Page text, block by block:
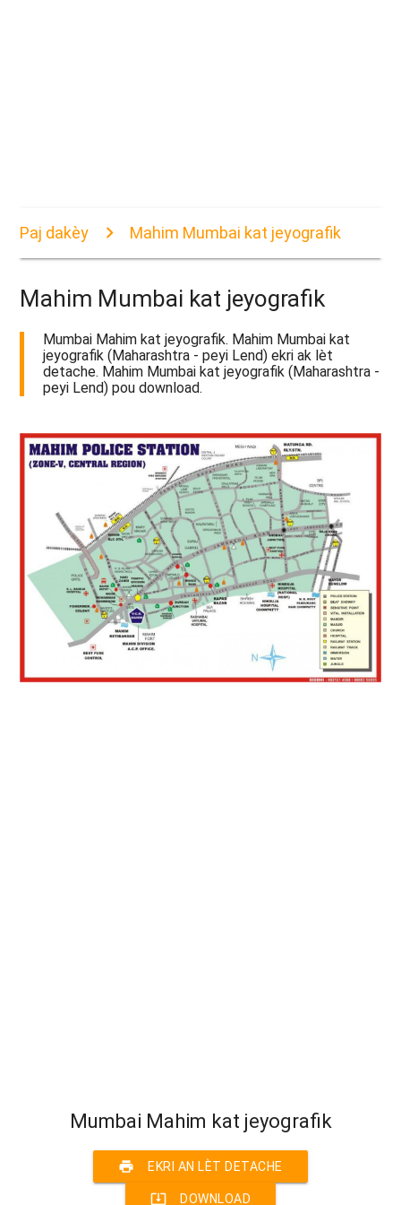
Paj dakèy Mahim Mumbai kat jeyografik
Mahim Mumbai kat jeyografik
Mumbai Mahim kat jeyografik. Mahim Mumbai kat
jeyografik (Maharashtra - peyi Lend) ekri ak lèt
detache. Mahim Mumbai kat jeyografik (Maharashtra -
peyi Lend) pou download.
Mumbai Mahim kat jeyografik
print EKRI AN LÈT DETACHE
system_update_alt DOWNLOAD